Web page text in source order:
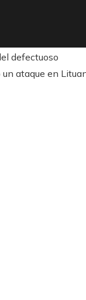
defectuoso
ataque en